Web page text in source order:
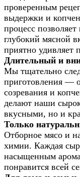
проверенным
выдержки и
процесс
глубокий мясной
приятно удивляет
Длительный и
Мы тщательно
приготовления —
созревания и
делают наши
вкусными, но и
Только
Отборное мясо и
химии. Каждая
насыщенным
понравится всей